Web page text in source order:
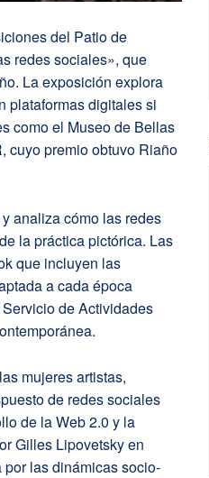
del Patio de
redes sociales», que
La exposición explora
plataformas digitales si
como el Museo de Bellas
cuyo premio obtuvo Riaño
analiza cómo las redes
la práctica pictórica. Las
que incluyen las
a cada época
de Actividades
mujeres artistas,
de redes sociales
de la Web 2.0 y la
Gilles Lipovetsky en
las dinámicas socio-